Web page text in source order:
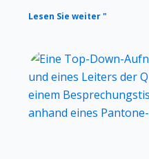
Lesen Sie weiter "